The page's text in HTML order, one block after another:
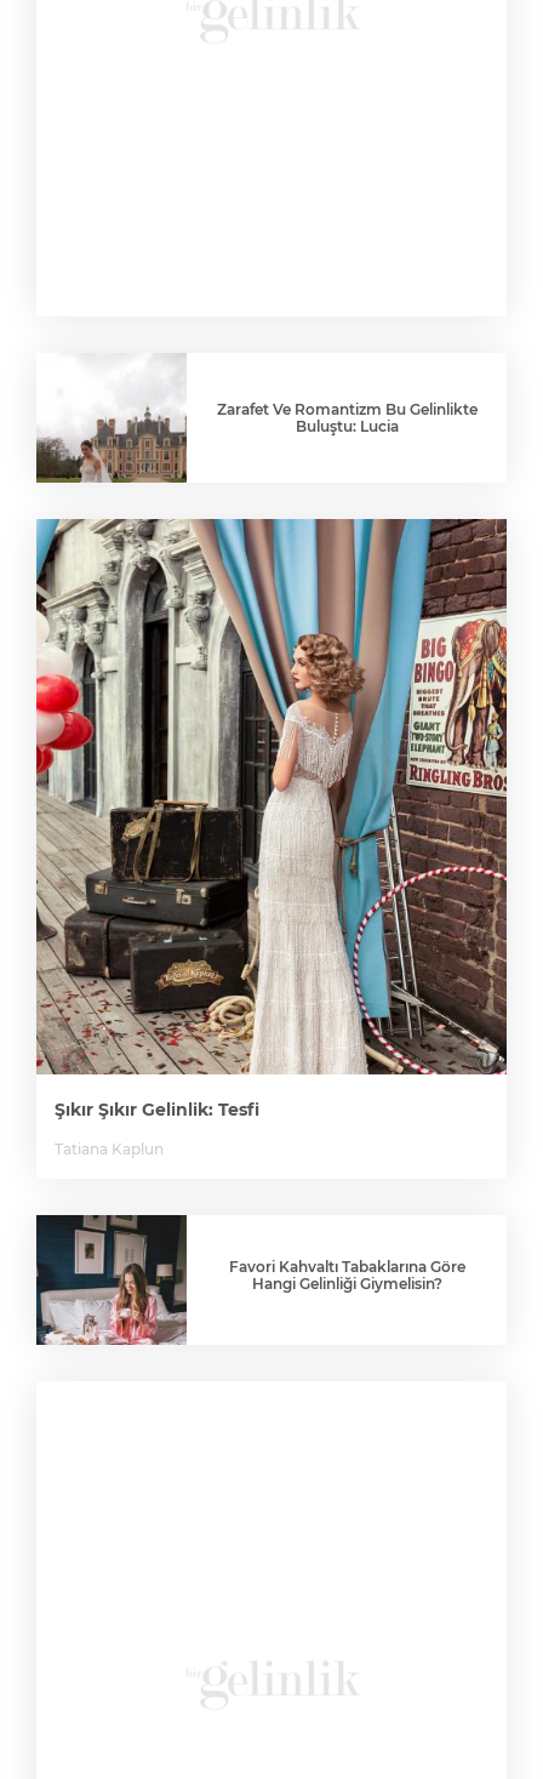
Zarafet Ve Romantizm Bu Gelinlikte
Buluştu: Lucia
Şıkır Şıkır Gelinlik: Tesfi
Tatiana Kaplun
Favori Kahvaltı Tabaklarına Göre
Hangi Gelinliği Giymelisin?